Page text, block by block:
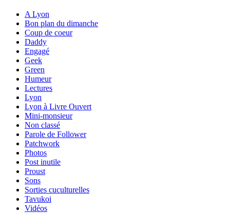
A Lyon
Bon plan du dimanche
Coup de coeur
Daddy
Engagé
Geek
Green
Humeur
Lectures
Lyon
Lyon à Livre Ouvert
Mini-monsieur
Non classé
Parole de Follower
Patchwork
Photos
Post inutile
Proust
Sons
Sorties cuculturelles
Tavukoi
Vidéos